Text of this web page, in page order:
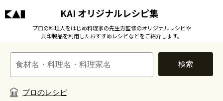
KAI オリジナルレシピ集
プロの料理人をはじめ料理家の先生方監修のオリジナルレシピや
貝印製品を利用したおすすめレシピなどをご紹介します。
検索
プロのレシピ